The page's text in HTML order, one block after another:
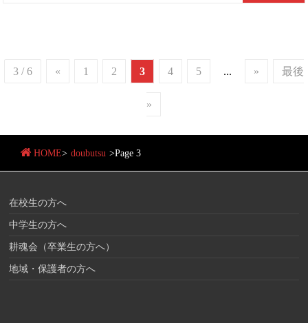
3 / 6 « 1 2 3 4 5 ... » 最後
»
HOME> doubutsu >Page 3
在校生の方へ
中学生の方へ
耕魂会（卒業生の方へ）
地域・保護者の方へ